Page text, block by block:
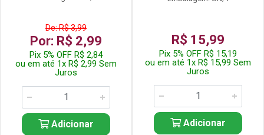
De: R$ 3,99
Por: R$ 2,99
Pix 5% OFF R$ 2,84
ou em até 1x R$ 2,99 Sem
Juros
Adicionar
R$ 15,99
Pix 5% OFF R$ 15,19
ou em até 1x R$ 15,99 Sem
Juros
Adicionar